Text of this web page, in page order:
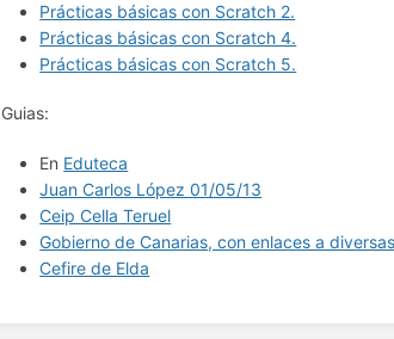
Prácticas básicas con Scratch 2.
Prácticas básicas con Scratch 4.
Prácticas básicas con Scratch 5.
Guias:
En Eduteca
Juan Carlos López 01/05/13
Ceip Cella Teruel
Gobierno de Canarias, con enlaces a
Cefire de Elda